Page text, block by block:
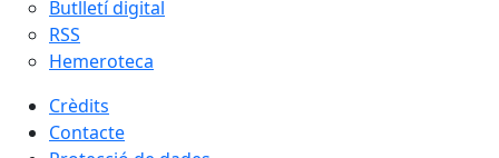
Butlletí digital
RSS
Hemeroteca
Crèdits
Contacte